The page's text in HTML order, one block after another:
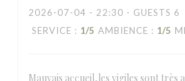
2026-07-04 - 22:30 - GUESTS 6
SERVICE : 1/5 AMBIENCE : 1/5
Mauvais accueil,les vigiles sont